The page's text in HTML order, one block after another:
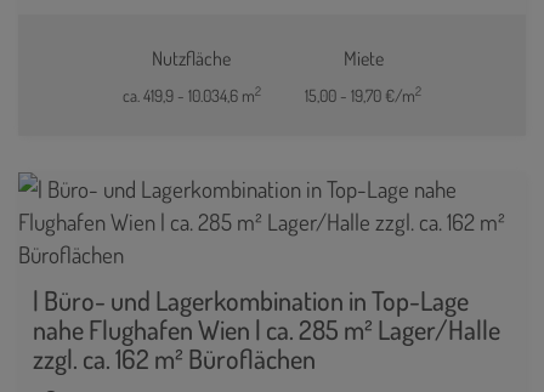
Nutzfläche
ca. 419,9 - 10.034,6 m2
Miete
15,00 - 19,70 €/m2
| Büro- und Lagerkombination in Top-Lage
nahe Flughafen Wien | ca. 285 m² Lager/Halle
zzgl. ca. 162 m² Büroflächen